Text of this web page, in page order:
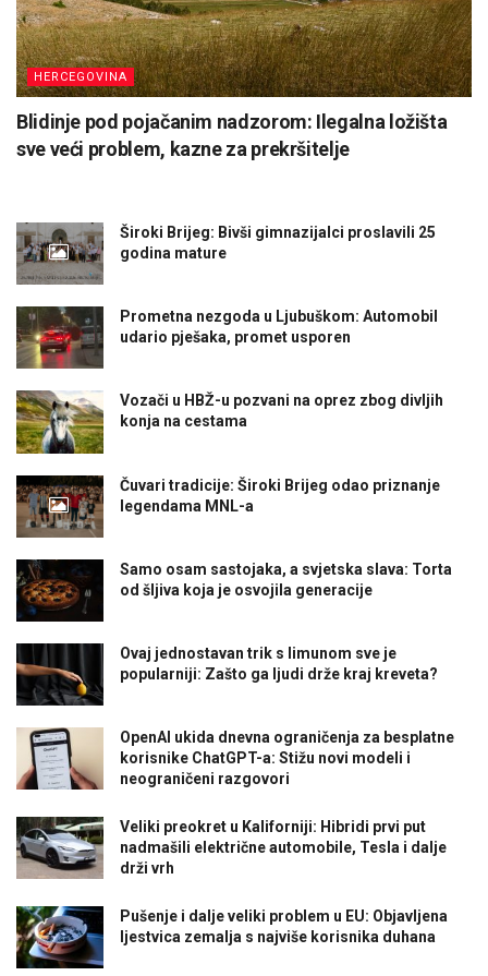
HERCEGOVINA
Blidinje pod pojačanim nadzorom: Ilegalna ložišta
sve veći problem, kazne za prekršitelje
Široki Brijeg: Bivši gimnazijalci proslavili 25
godina mature
Prometna nezgoda u Ljubuškom: Automobil
udario pješaka, promet usporen
Vozači u HBŽ-u pozvani na oprez zbog divljih
konja na cestama
Čuvari tradicije: Široki Brijeg odao priznanje
legendama MNL-a
Samo osam sastojaka, a svjetska slava: Torta
od šljiva koja je osvojila generacije
Ovaj jednostavan trik s limunom sve je
popularniji: Zašto ga ljudi drže kraj kreveta?
OpenAI ukida dnevna ograničenja za besplatne
korisnike ChatGPT-a: Stižu novi modeli i
neograničeni razgovori
Veliki preokret u Kaliforniji: Hibridi prvi put
nadmašili električne automobile, Tesla i dalje
drži vrh
Pušenje i dalje veliki problem u EU: Objavljena
ljestvica zemalja s najviše korisnika duhana